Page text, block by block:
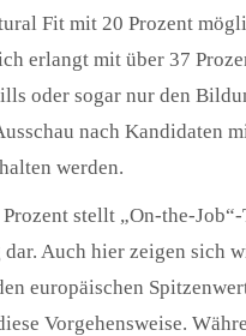
Fit mit 20 Prozent
erlangt mit über 37
oder sogar nur den
nach Kandidaten
werden.
stellt „On-the-
Auch hier zeigen sich
europäischen
Vorgehensweise.